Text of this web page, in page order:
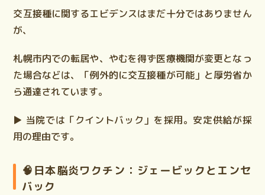
交互接種に関するエビデンスはまだ十分ではありません
が、
札幌市内での転居や、やむを得ず医療機関が変更となっ
た場合などは、「例外的に交互接種が可能」と厚労省か
ら通達されています。
▶ 当院では「クイントバック」を採用。 安定供給が採
用の理由です。
🧠日本脳炎ワクチン：ジェービックとエンセ
バック